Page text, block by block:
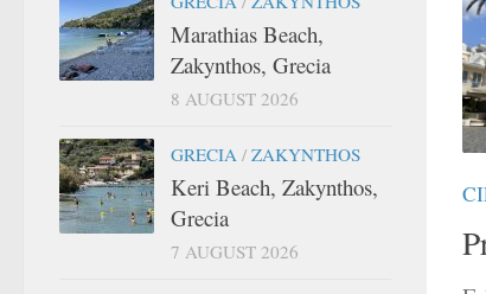
Marathias Beach,
Zakynthos, Grecia
8 AUGUST 2026
GRECIA / ZAKYNTHOS
Keri Beach, Zakynthos,
Grecia
7 AUGUST 2026